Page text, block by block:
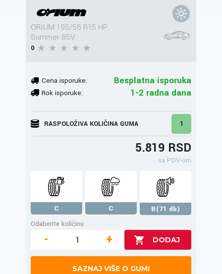
ORIUM 195/55 R15 HP
Summer 85V
0
Cena isporuke: Besplatna isporuka
Rok isporuke: 1-2 radna dana
RASPOLOŽIVA KOLIČINA GUMA 1
5.819 RSD
sa PDV-om
C C
B(71 db)
Odaberite količinu
- +
SAZNAJ VIŠE O GUMI